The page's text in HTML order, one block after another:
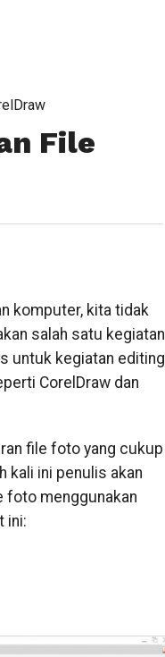
File
komputer, kita tidak
salah satu kegiatan
untuk kegiatan editing
CorelDraw dan
file foto yang cukup
kali ini penulis akan
foto menggunakan
ini: